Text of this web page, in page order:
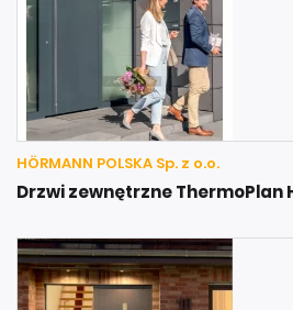
HÖRMANN POLSKA Sp. z o.o.
Drzwi zewnętrzne ThermoPlan